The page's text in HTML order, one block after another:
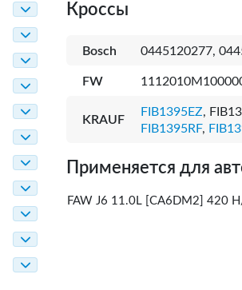
Кроссы
Bosch 0445120277,
FW
KRAUF
FIB1395EZ,
FIB1395RF,
Применяется для
FAW J6 11.0L [CA6DM2] 420